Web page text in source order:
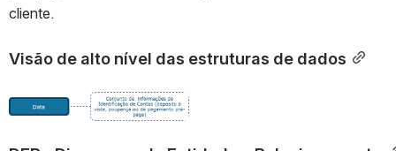
cliente.
Visão de alto nível das estruturas de dados
Abrir